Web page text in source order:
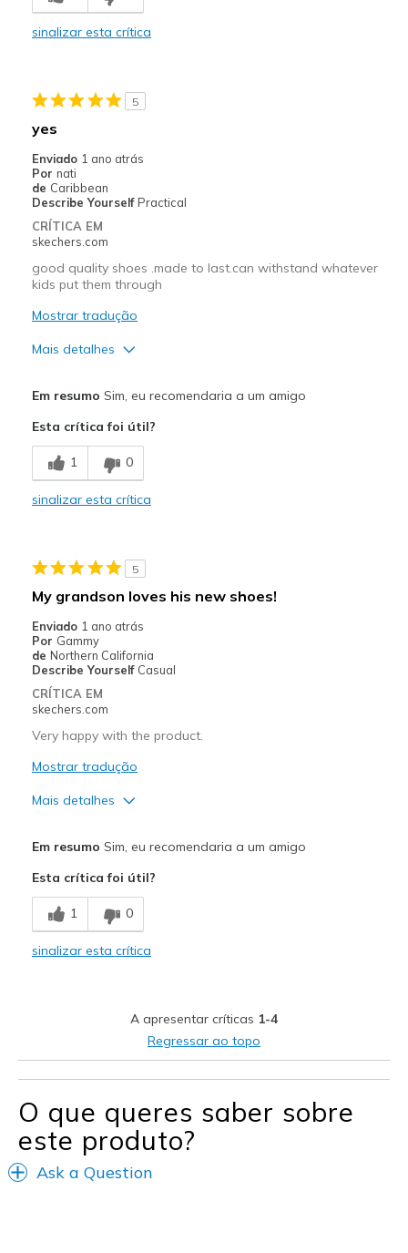
Stylish
Sizing
View On Shoes
sinalizar esta crítica
5
yes
Enviado 1 ano atrás
Por nati
de Caribbean
Describe Yourself Practical
CRÍTICA EM
skechers.com
good quality shoes .made to last.can withstand whatever
kids put them through
Mostrar tradução
Mais detalhes
Breathe Well
Comfortable
Melhores utilizações
Going Out
Special Occasions
Travel
Width
View On Shoes
Em resumo Sim, eu recomendaria a um amigo
Esta crítica foi útil?
1 0
sinalizar esta crítica
5
My grandson loves his new shoes!
Enviado 1 ano atrás
Por Gammy
de Northern California
Describe Yourself Casual
CRÍTICA EM
skechers.com
Very happy with the product.
Mostrar tradução
Mais detalhes
Breathe Well
Comfortable
Melhores utilizações
Casual Wear
Special Occasions
Travel
Em resumo Sim, eu recomendaria a um amigo
Esta crítica foi útil?
1 0
sinalizar esta crítica
A apresentar críticas 1-4
Regressar ao topo
O que queres saber sobre
este produto?
Ask a Question